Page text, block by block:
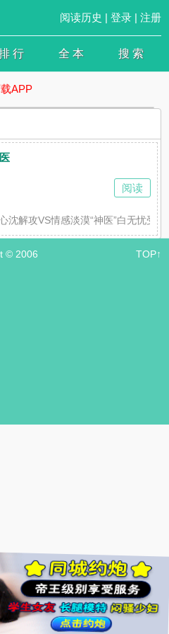
阅读历史 | 登录| 注册
行 全 本 搜 索
APP
沈解攻VS情感淡漠“神医”白无忧受
阅读
© 2006 TOP↑